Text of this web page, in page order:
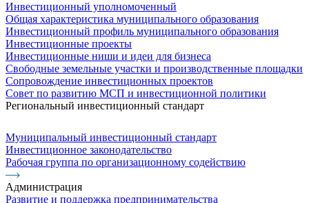
Инвестиционный уполномоченный
Общая характеристика муниципального образования
Инвестиционный профиль муниципального образования
Инвестиционные проекты
Инвестиционные ниши и идеи для бизнеса
Свободные земельные участки и производственные площадки
Сопровождение инвестиционных проектов
Совет по развитию МСП и инвестиционной политики
Региональный инвестиционный стандарт
Муниципальный инвестиционный стандарт
Инвестиционное законодательство
Рабочая группа по организационному содействию
Администрация
Развитие и поддержка предпринимательства